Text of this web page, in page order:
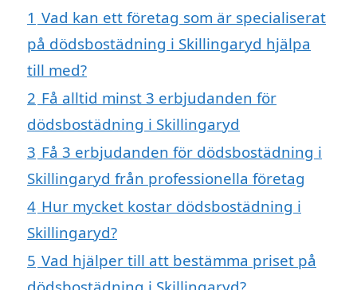
1 Vad kan ett företag som är specialiserat
på dödsbostädning i Skillingaryd hjälpa
till med?
2 Få alltid minst 3 erbjudanden för
dödsbostädning i Skillingaryd
3 Få 3 erbjudanden för dödsbostädning i
Skillingaryd från professionella företag
4 Hur mycket kostar dödsbostädning i
Skillingaryd?
5 Vad hjälper till att bestämma priset på